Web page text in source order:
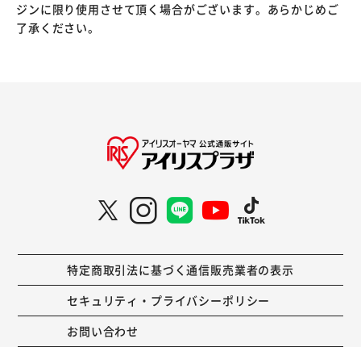
ジンに限り使用させて頂く場合がございます。あらかじめご
了承ください。
特定商取引法に基づく通信販売業者の表示
セキュリティ・プライバシーポリシー
お問い合わせ